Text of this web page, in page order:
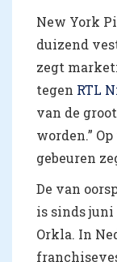
New York
duizend
zegt
tegen RTL
van de
worden.”
gebeuren
De van
is sinds juni
Orkla. In